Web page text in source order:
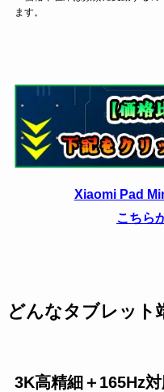
ます。
Xiaomi Pad
こちら
どんなタブレット
3K高精細＋165Hz